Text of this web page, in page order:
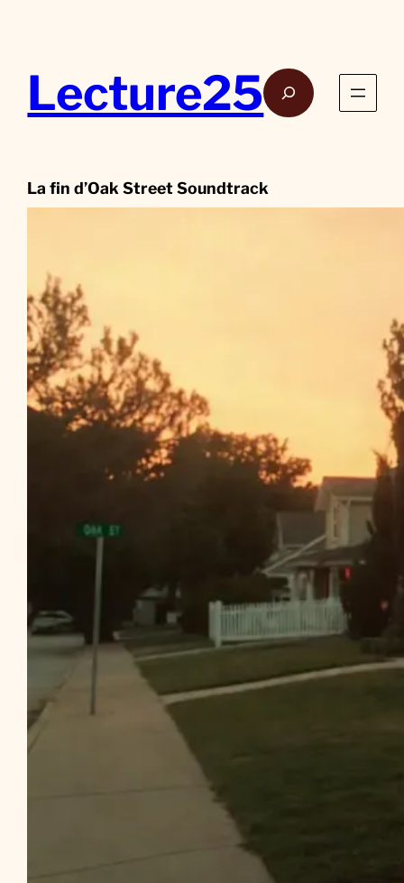
Lecture25Rech
La fin d’Oak Street Soundtrack